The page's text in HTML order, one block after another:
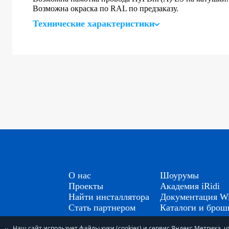
Возможна окраска по RAL по предзаказу.
Технические характеристики
О нас
Проекты
Найти инсталлятора
Стать партнером
Шоурумы
Академия iRidi
Документация
Каталоги и